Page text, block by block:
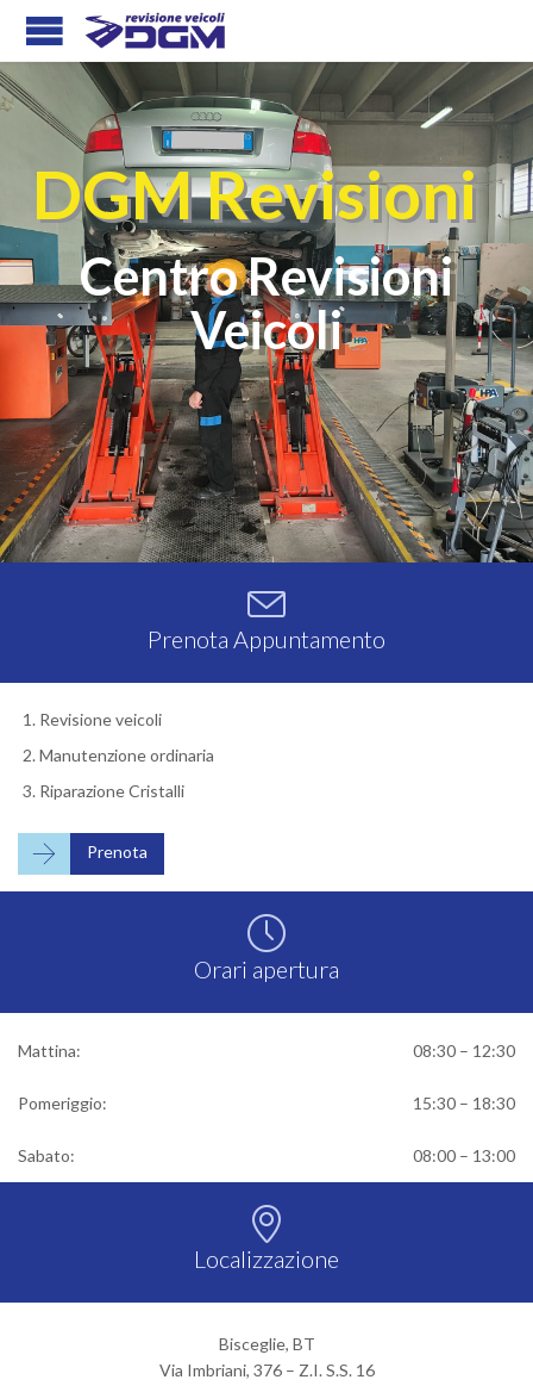
Centro Revisioni
Veicoli
DGM Revisioni

Prenota Appuntamento
Revisione veicoli
Manutenzione ordinaria
Riparazione Cristalli
 Prenota

Orari apertura
Mattina: 08:30 – 12:30
Pomeriggio: 15:30 – 18:30
Sabato: 08:00 – 13:00

Localizzazione
Bisceglie, BT
Via Imbriani, 376 – Z.I. S.S. 16